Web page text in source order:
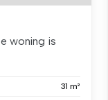
woning is
31 m²